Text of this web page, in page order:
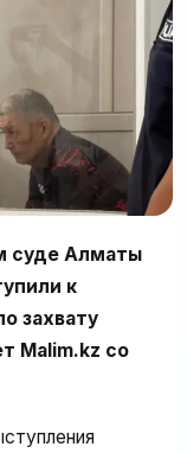
суде Алматы
к
захвату
Malim.kz со